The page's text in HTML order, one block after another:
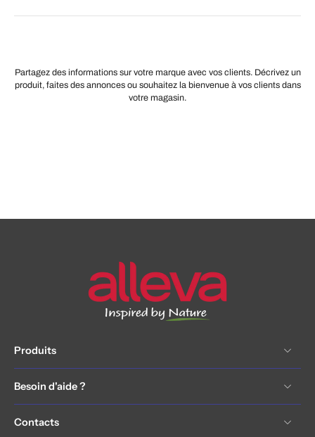
Partagez des informations sur votre marque avec vos clients. Décrivez un
produit, faites des annonces ou souhaitez la bienvenue à vos clients dans
votre magasin.
Produits
Besoin d'aide ?
Contacts